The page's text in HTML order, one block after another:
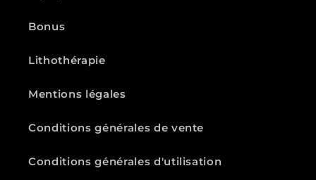
Bonus
Lithothérapie
Mentions légales
Conditions générales de vente
Conditions générales d'utilisation